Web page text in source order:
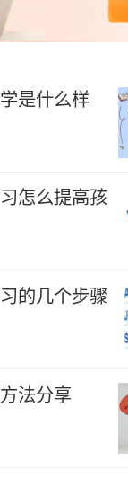
是什么样
怎么提高孩
的几个步骤
法分享